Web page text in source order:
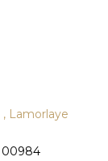
, Lamorlaye
00984